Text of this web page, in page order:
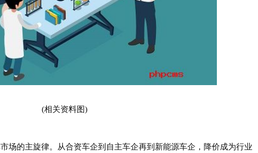
(相关资料图)
场的主旋律。从合资车企到自主车企再到新能源车企，降价成为行业